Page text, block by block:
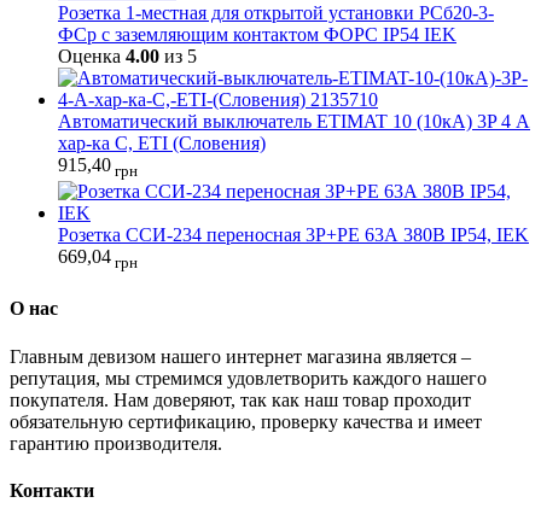
Розетка 1-местная для открытой установки РСб20-3-
ФСр с заземляющим контактом ФОРС IP54 IEK
Оценка 4.00 из 5
Автоматический выключатель ETIMAT 10 (10кА) 3P 4 А
хар-ка C, ETI (Словения)
915,40 грн
Розетка ССИ-234 переносная 3P+PE 63А 380В IP54, IEK
669,04 грн
О нас
Главным девизом нашего интернет магазина является –
репутация, мы стремимся удовлетворить каждого нашего
покупателя. Нам доверяют, так как наш товар проходит
обязательную сертификацию, проверку качества и имеет
гарантию производителя.
Контакти